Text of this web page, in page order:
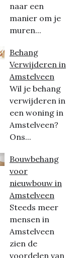
naar een
manier om je
muren...
Behang
Verwijderen in
Amstelveen
Wil je behang
verwijderen in
een woning in
Amstelveen?
Ons...
Bouwbehang
voor
nieuwbouw in
Amstelveen
Steeds meer
mensen in
Amstelveen
zien de
voordelen van